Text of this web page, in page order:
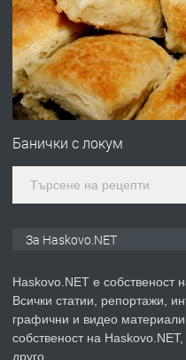
ПРЕДЛАГА
№4120
ПРЕДЛАГА
Банички с локум
За Haskovo.NET
Haskovo.NET е
Всички статии, репортажи,
графични и видео
собственост на
друго.